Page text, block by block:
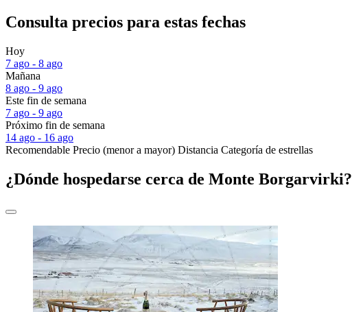
Consulta precios para estas fechas
Hoy
7 ago - 8 ago
Mañana
8 ago - 9 ago
Este fin de semana
7 ago - 9 ago
Próximo fin de semana
14 ago - 16 ago
Recomendable Precio (menor a mayor) Distancia Categoría de estrellas
¿Dónde hospedarse cerca de Monte Borgarvirki?